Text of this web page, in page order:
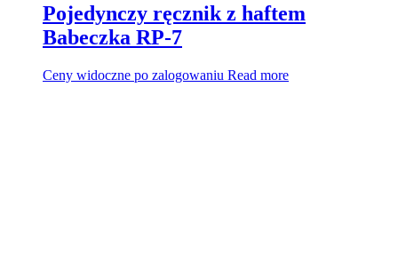
Pojedynczy ręcznik z haftem
Babeczka RP-7
Ceny widoczne po zalogowaniu Read more